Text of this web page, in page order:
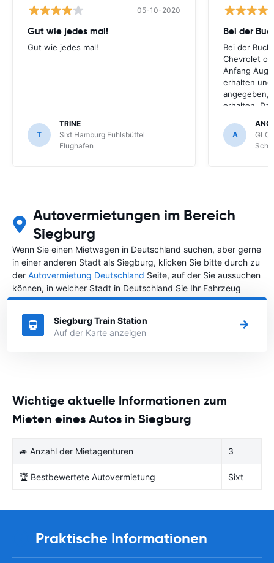
05-10-2020
Gut wie jedes mal!
Gut wie jedes mal!
T
TRINE
Sixt Hamburg Fuhlsbüttel
Flughafen
Bei der
Bei der
Chevrolet
Anfang
erhalten
angegeben,
erhalten.
optimal,
Schönefeld
A
Autovermietungen im Bereich
Siegburg
Wenn Sie einen Mietwagen in Deutschland suchen, aber gerne
in einer anderen Stadt als Siegburg, klicken Sie bitte durch zu
der Autovermietung Deutschland Seite, auf der Sie aussuchen
können, in welcher Stadt in Deutschland Sie Ihr Fahrzeug
mieten wollen.
Siegburg Train Station
Auf der Karte anzeigen
Wichtige aktuelle Informationen zum
Mieten eines Autos in Siegburg
🚙 Anzahl der Mietagenturen 3
🏆 Bestbewertete Autovermietung Sixt
Praktische Informationen